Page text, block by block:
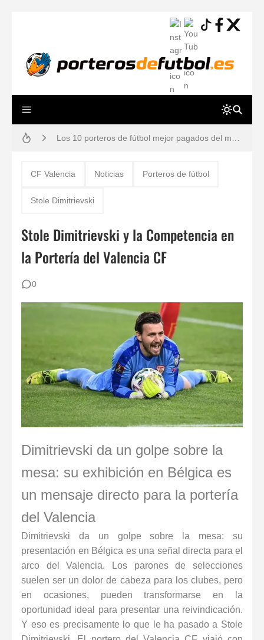
Guía práctica: lesiones de porteros de fútbol, prevención y tiempos de recuperación
Reglas de Fútbol para Porteros (2026): Guía Definitiva y Novedades IFAB
Del Fútbol 7 al 11: La Guía Definitiva para Porteros y Porteras de Fútbol Base
CF Valencia Noticias Porteros de fútbol
Stole Dimitrievski
Stole Dimitrievski y la Competencia en
la Portería del Valencia CF
0
Dimitrievski da un golpe sobre la
mesa: su exhibición en Bélgica es
un mensaje directo para la portería
del Valencia
Dimitrievski da un golpe sobre la mesa: su
presentación en Bélgica es una señal directa para el
arco del Valencia. Los parones de selecciones
suelen ser un dolor de cabeza para los clubes, pero
en ocasiones, pueden transformarse en la
oportunidad ideal para presentar una reivindicación.
Y eso es precisamente lo que le ha pasado a Stole